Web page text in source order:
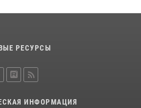
РЕСУРСЫ
ИНФОРМАЦИЯ